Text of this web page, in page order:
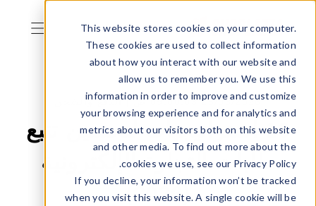
This website stores cookies on your computer.
These cookies are used to collect information
about how you interact with our website and
allow us to remember you. We use this
information in order to improve and customize
your browsing experience and for analytics and
metrics about our visitors both on this website
and other media. To find out more about the
cookies we use, see our Privacy Policy.
If you decline, your information won’t be tracked
when you visit this website. A single cookie will be
25/03/2026 09:00:03 ص | الدفع والشحن
10 استراتيجيات لتحسين تتبع
طلبات التجارة الإلكترونية
(2026)